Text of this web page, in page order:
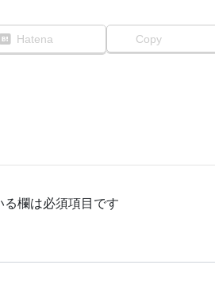
Hatena Copy
る欄は必須項目です